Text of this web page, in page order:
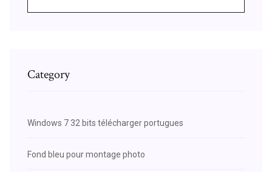
Category
Windows 7 32 bits télécharger portugues
Fond bleu pour montage photo